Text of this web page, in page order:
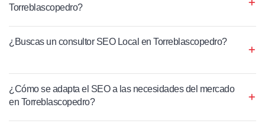
Torreblascopedro?
¿Buscas un consultor SEO Local en Torreblascopedro?
¿Cómo se adapta el SEO a las necesidades del mercado
en Torreblascopedro?